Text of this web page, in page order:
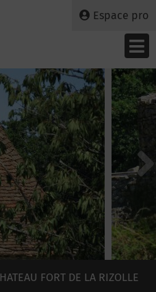
Espace pro
FORT DE LA RIZOLLE